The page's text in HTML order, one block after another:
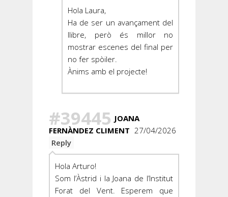
Hola Laura,
Ha de ser un avançament del
llibre, però és millor no
mostrar escenes del final per
no fer spòiler.
Ànims amb el projecte!
#39445 JOANA
FERNÀNDEZ CLIMENT 27/04/2026
Reply
Hola Arturo!
Som l’Àstrid i la Joana de l’Institut
Forat del Vent. Esperem que